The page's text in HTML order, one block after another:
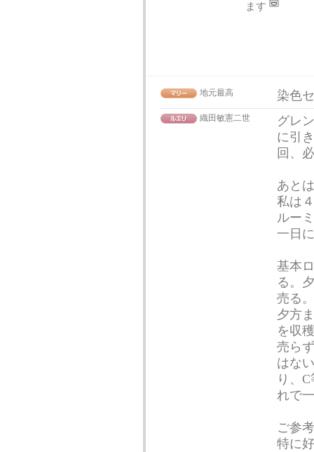
ます
地元最高 染色
織田敏憲二世
グレ
に引
回、
あと
私は
ルー
一日
基本
る。
売る。
夕方
を収
売ら
はな
り、
れで
ご参
特に